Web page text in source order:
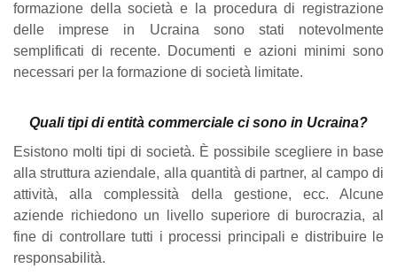
formazione della società e la procedura di registrazione
delle imprese in Ucraina sono stati notevolmente
semplificati di recente. Documenti e azioni minimi sono
necessari per la formazione di società limitate.
Quali tipi di entità commerciale ci sono in Ucraina?
Esistono molti tipi di società. È possibile scegliere in base
alla struttura aziendale, alla quantità di partner, al campo di
attività, alla complessità della gestione, ecc. Alcune
aziende richiedono un livello superiore di burocrazia, al
fine di controllare tutti i processi principali e distribuire le
responsabilità.